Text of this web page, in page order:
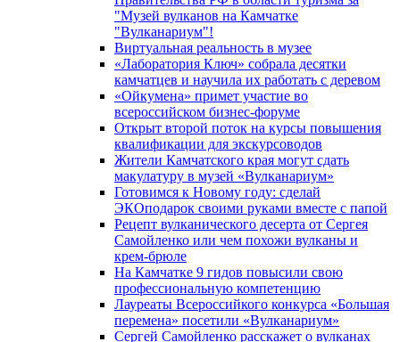
"Музей вулканов на Камчатке
"Вулканариум"!
Виртуальная реальность в музее
«Лаборатория Ключ» собрала десятки
камчатцев и научила их работать с деревом
«Ойкумена» примет участие во
всероссийском бизнес-форуме
Открыт второй поток на курсы повышения
квалификации для экскурсоводов
Жители Камчатского края могут сдать
макулатуру в музей «Вулканариум»
Готовимся к Новому году: сделай
ЭКОподарок своими руками вместе с папой
Рецепт вулканического десерта от Сергея
Самойленко или чем похожи вулканы и
крем-брюле
На Камчатке 9 гидов повысили свою
профессиональную компетенцию
Лауреаты Всероссийкого конкурса «Большая
перемена» посетили «Вулканариум»
Сергей Самойленко расскажет о вулканах